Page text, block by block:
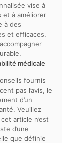
vise à
et à améliorer
à des
et efficaces.
médicale
fournis
pas l’avis, le
d’un
Veuillez
article n’est
d’une
que définie